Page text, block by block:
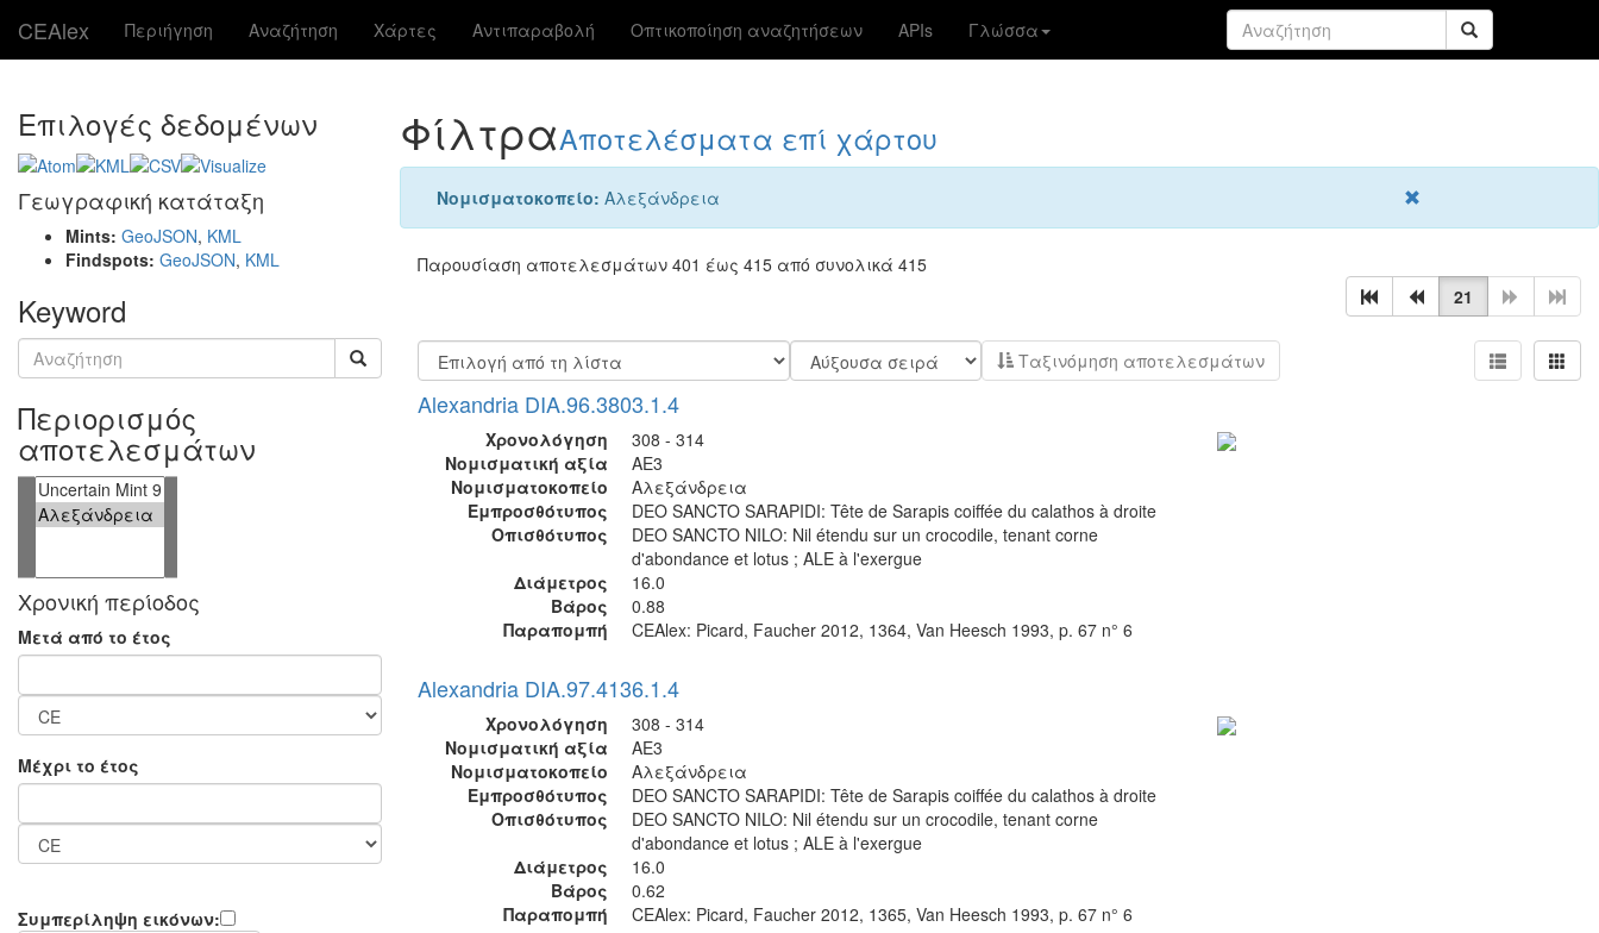
CEAlex Περιήγηση Αναζήτηση Χάρτες Αντιπαραβολή Οπτικοποίηση αναζητήσεων APIs Γλώσσα
ΦίλτραΑποτελέσματα επί χάρτου
Νομισματοκοπείο: Αλεξάνδρεια
Παρουσίαση αποτελεσμάτων 401 έως 415 από συνολικά 415
21
Ταξινόμηση αποτελεσμάτων
Alexandria DIA.96.3803.1.4
Χρονολόγηση
308 - 314
Νομισματική αξία
AE3
Νομισματοκοπείο
Αλεξάνδρεια
Εμπροσθότυπος
DEO SANCTO SARAPIDI: Tête de Sarapis coiffée du calathos à droite
Οπισθότυπος
DEO SANCTO NILO: Nil étendu sur un crocodile, tenant corne
d'abondance et lotus ; ALE à l'exergue
Διάμετρος
16.0
Βάρος
0.88
Παραπομπή
CEAlex: Picard, Faucher 2012, 1364, Van Heesch 1993, p. 67 n° 6
Alexandria DIA.97.4136.1.4
Χρονολόγηση
308 - 314
Νομισματική αξία
AE3
Νομισματοκοπείο
Αλεξάνδρεια
Εμπροσθότυπος
DEO SANCTO SARAPIDI: Tête de Sarapis coiffée du calathos à droite
Οπισθότυπος
DEO SANCTO NILO: Nil étendu sur un crocodile, tenant corne
d'abondance et lotus ; ALE à l'exergue
Διάμετρος
16.0
Βάρος
0.62
Παραπομπή
CEAlex: Picard, Faucher 2012, 1365, Van Heesch 1993, p. 67 n° 6
Επιλογές δεδομένων
Γεωγραφική κατάταξη
Mints: GeoJSON, KML
Findspots: GeoJSON, KML
Keyword
Περιορισμός
αποτελεσμάτων
Χρονική περίοδος
Μετά από το έτος
Μέχρι το έτος
Συμπερίληψη εικόνων: